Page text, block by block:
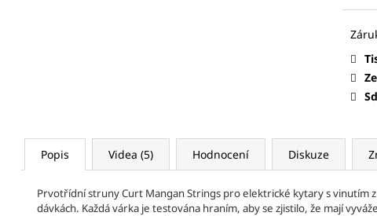
Popis Videa (5) Hodnocení Diskuze
Prvotřídní struny Curt Mangan Strings pro elektrické kytary s vinutím
dávkách. Každá várka je testována hraním, aby se zjistilo, že mají